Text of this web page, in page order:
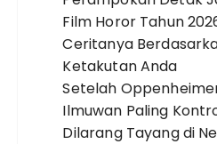
Film Horor Tahun
Ceritanya
Ketakutan Anda
Setelah
Ilmuwan Paling
Dilarang Tayang di